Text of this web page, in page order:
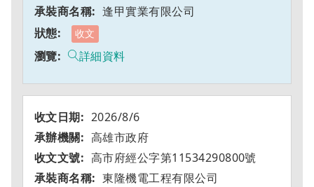
逢甲實業有限公司
收文
詳細資料
2026/8/6
高雄市政府
高市府經公字第11534290800號
東隆機電工程有限公司